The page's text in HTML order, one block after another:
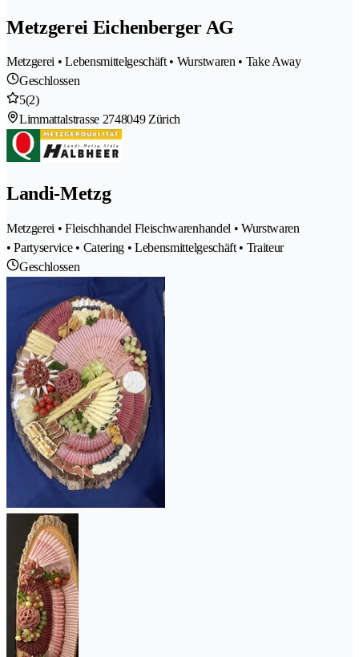
Metzgerei Eichenberger AG
Metzgerei • Lebensmittelgeschäft • Wurstwaren • Take Away
Geschlossen
5(2)
Limmattalstrasse 2748049 Zürich
Landi-Metzg
Metzgerei • Fleischhandel Fleischwarenhandel • Wurstwaren
• Partyservice • Catering • Lebensmittelgeschäft • Traiteur
Geschlossen